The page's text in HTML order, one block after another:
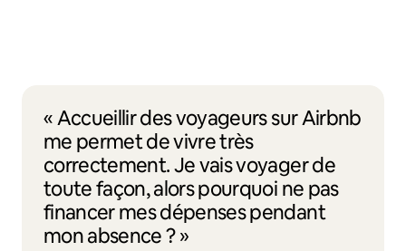
« Accueillir des voyageurs sur Airbnb
me permet de vivre très
correctement. Je vais voyager de
toute façon, alors pourquoi ne pas
financer mes dépenses pendant
mon absence ? »